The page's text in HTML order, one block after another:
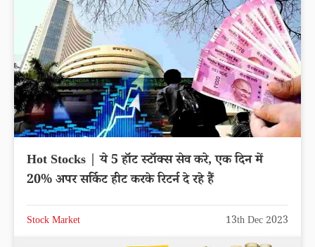
Hot Stocks | ये 5 हॉट स्टॉक्स सेव करे, एक दिन में
20% अपर सर्किट हीट करके रिटर्न दे रहे हैं
Stock Market 13th Dec 2023